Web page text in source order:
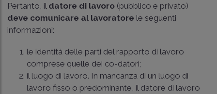
Pertanto, il datore di lavoro (pubblico e privato)
deve comunicare al lavoratore le seguenti
informazioni:
le identità delle parti del rapporto di lavoro
comprese quelle dei co-datori;
il luogo di lavoro. In mancanza di un luogo di
lavoro fisso o predominante, il datore di lavoro